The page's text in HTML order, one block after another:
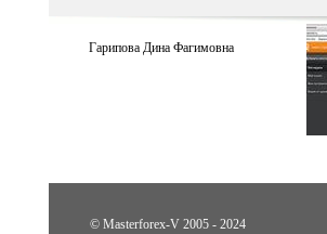
Гарипова Дина Фaгимовнa
© Masterforex-V 2005 - 2024